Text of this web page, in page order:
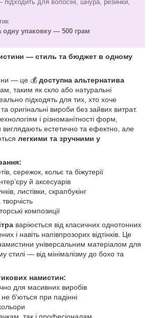
для волосіні, шнура, резинки,
одну упаковку — 500 грам
— стиль та бюджет в одному
— це 💰 доступна альтернатива
таким як скло або натуральні
підходять для тих, хто хоче
оригінальні вироби без зайвих витрат.
і різноманітності форм,
виглядають естетично та ефектно, але
легкими та зручними у
сережок, кольє та біжутерії
й аксесуарів
листівки, скрапбукінг
композиції
варіюється від класичних однотонних
і навіть напівпрозорих відтінків. Це
універсальним матеріалом для
стилі — від мінімалізму до бохо та
намистин:
для масивних виробів
б’ються при падінні